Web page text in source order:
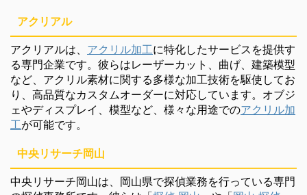
アクリアル
アクリアルは、 アクリル加工に特化したサービスを提供す
る専門企業です。彼らはレーザーカット、曲げ、建築模型
など、アクリル素材に関する多様な加工技術を駆使してお
り、高品質なカスタムオーダーに対応しています。オブジ
ェやディスプレイ、模型など、様々な用途でのアクリル加
工が可能です。
中央リサーチ岡山
中央リサーチ岡山は、岡山県で探偵業務を行っている専門